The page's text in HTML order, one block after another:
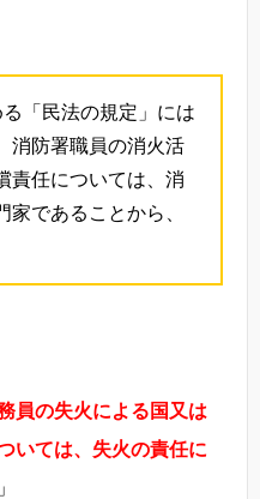
「民法の規定」には
消防署職員の消火活
責任については、消
家であることから、
員の失火による国又は
いては、失火の責任に